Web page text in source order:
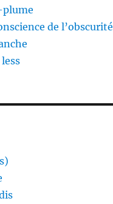
plume
de l’obscurité